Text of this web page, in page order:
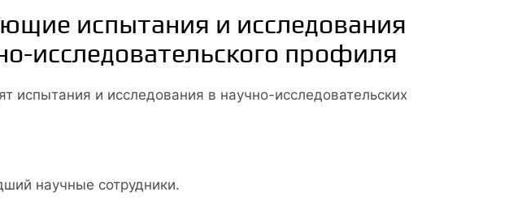
испытания и исследования
исследовательского профиля
испытания и исследования в научно-исследовательских
научные сотрудники.